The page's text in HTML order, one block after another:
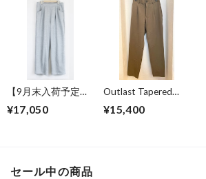
【9月末入荷予定】
Pants Gray
¥17,050
Outlast Tapered
¥15,400
セール中の商品